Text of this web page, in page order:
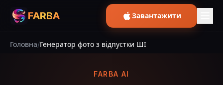
FARBA Завантажити
Головна/Генератор фото з відпустки ШІ
FARBA AI